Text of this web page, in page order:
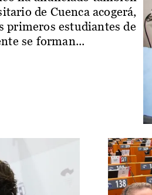
de Cuenca acogerá,
primeros estudiantes de
se forman...